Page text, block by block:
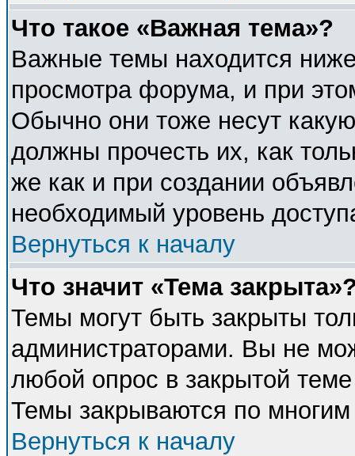
Что такое «Важная тема»?
Важные темы находится
просмотра форума, и при
Обычно они тоже несут
должны прочесть их, как
же как и при создании
необходимый уровень
Вернуться к началу
Что значит «Тема
Темы могут быть закрыты
администраторами. Вы не
любой опрос в закрытой
Темы закрываются по
Вернуться к началу